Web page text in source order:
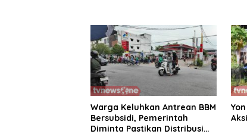
Warga Keluhkan Antrean BBM
Bersubsidi, Pemerintah
Diminta Pastikan Distribusi